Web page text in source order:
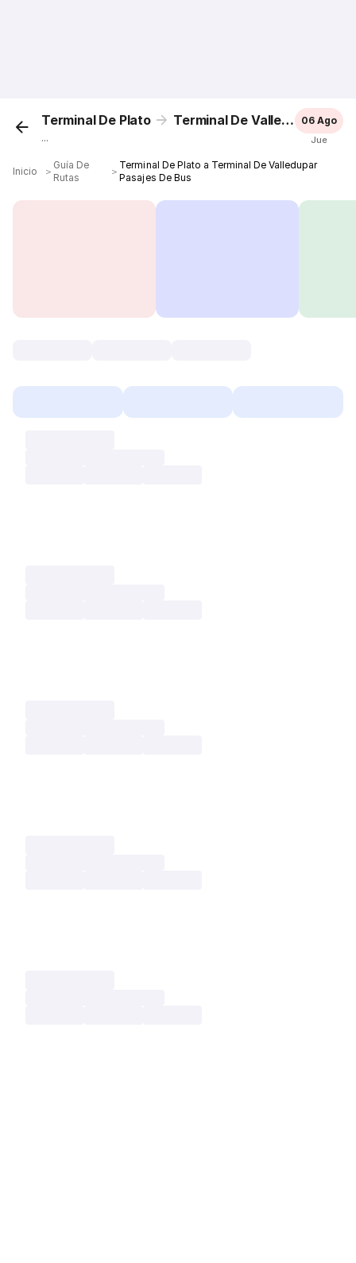
Terminal De Plato Terminal De Valledupar
...
06 Ago
Jue
Inicio ＞
Guía De
Rutas
＞
Terminal De Plato a Terminal De Valledupar
Pasajes De Bus